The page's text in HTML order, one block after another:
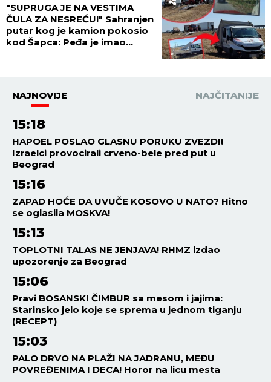
"SUPRUGA JE NA VESTIMA
ČULA ZA NESREĆU!" Sahranjen
putar kog je kamion pokosio
kod Šapca: Peđa je imao
NAJNOVIJE NAJČITANIJE
15:18
HAPOEL POSLAO GLASNU PORUKU ZVEZDI!
Izraelci provocirali crveno-bele pred put u
Beograd
15:16
ZAPAD HOĆE DA UVUČE KOSOVO U NATO? Hitno
se oglasila MOSKVA!
15:13
TOPLOTNI TALAS NE JENJAVA! RHMZ izdao
upozorenje za Beograd
15:06
Pravi BOSANSKI ČIMBUR sa mesom i jajima:
Starinsko jelo koje se sprema u jednom tiganju
(RECEPT)
15:03
PALO DRVO NA PLAŽI NA JADRANU, MEĐU
POVREĐENIMA I DECA! Horor na licu mesta